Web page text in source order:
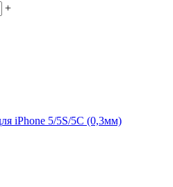
+
iPhone 5/5S/5С (0,3мм)